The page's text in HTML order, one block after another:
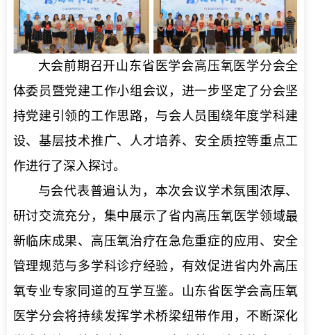
大会前期召开山东省医学会高压氧医学分会全
体委员暨党建工作小组会议，进一步坚定了分会坚
持党建引领的工作思路，与会人员围绕年度学科建
设、基层技术推广、人才培养、安全质控等重点工
作进行了深入探讨。
与会代表普遍认为，本次会议学术氛围浓厚、
研讨交流充分，集中展示了省内高压氧医学领域最
新临床成果、高压氧治疗在急危重症的应用、安全
管理规范与多学科诊疗经验，有效促进省内外高压
氧专业专家同道的互学互鉴。山东省医学会高压氧
医学分会将持续发挥学术桥梁纽带作用，不断深化